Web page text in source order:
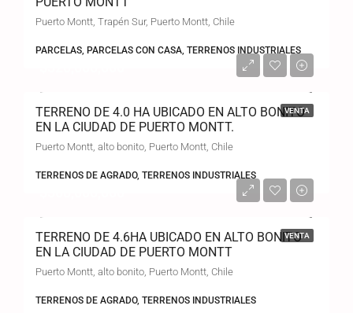
Puerto Montt, Trapén Sur, Puerto Montt, Chile
PARCELAS, PARCELAS CON CASA, TERRENOS INDUSTRIALES
VENTA
TERRENO DE 4.0 HA UBICADO EN ALTO BONITO
EN LA CIUDAD DE PUERTO MONTT.
Puerto Montt, alto bonito, Puerto Montt, Chile
TERRENOS DE AGRADO, TERRENOS INDUSTRIALES
VENTA
TERRENO DE 4.6HA UBICADO EN ALTO BONITO
EN LA CIUDAD DE PUERTO MONTT
Puerto Montt, alto bonito, Puerto Montt, Chile
TERRENOS DE AGRADO, TERRENOS INDUSTRIALES